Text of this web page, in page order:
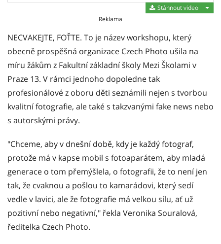
Stáhnout video
Reklama
NECVAKEJTE, FOŤTE. To je název workshopu, který
obecně prospěšná organizace Czech Photo ušila na
míru žákům z Fakultní základní školy Mezi Školami v
Praze 13. V rámci jednoho dopoledne tak
profesionálové z oboru děti seznámili nejen s tvorbou
kvalitní fotografie, ale také s takzvanými fake news nebo
s autorskými právy.
"Chceme, aby v dnešní době, kdy je každý fotograf,
protože má v kapse mobil s fotoaparátem, aby mladá
generace o tom přemýšlela, o fotografii, že to není jen
tak, že cvaknou a pošlou to kamarádovi, který sedí
vedle v lavici, ale že fotografie má velkou sílu, ať už
pozitivní nebo negativní," řekla Veronika Souralová,
ředitelka Czech Photo.